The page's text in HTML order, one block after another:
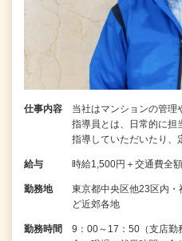
仕事内容
当社はマンションの管理
指導員とは、日常的に担
指導していただいたり、
給与 時給1,500円＋交通費全
勤務地
東京都中央区他23区内
ど近郊各地
勤務時間
9：00～17：50（支店